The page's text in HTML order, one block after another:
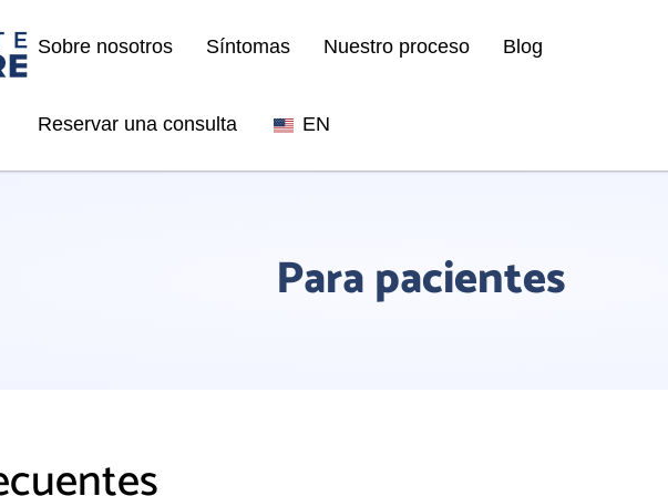
Sobre nosotros Síntomas Nuestro proceso Blog
Reservar una consulta EN
Para pacientes